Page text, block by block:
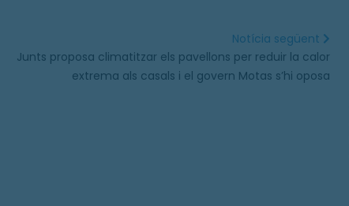
Notícia següent
Junts proposa climatitzar els pavellons per reduir la calor
extrema als casals i el govern Motas s’hi oposa